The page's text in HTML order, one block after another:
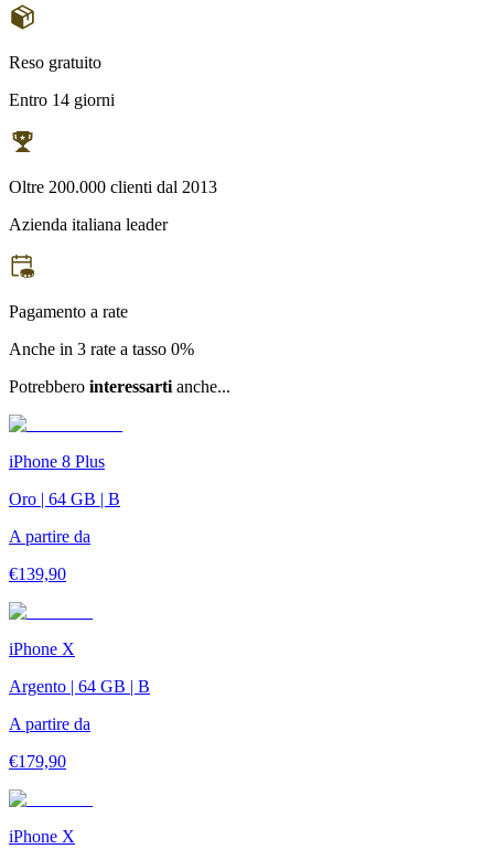
Reso gratuito
Entro 14 giorni
Oltre 200.000 clienti dal 2013
Azienda italiana leader
Pagamento a rate
Anche in 3 rate a tasso 0%
Potrebbero interessarti anche...
iPhone 8 Plus
Oro | 64 GB | B
A partire da
€139,90
iPhone X
Argento | 64 GB | B
A partire da
€179,90
iPhone X